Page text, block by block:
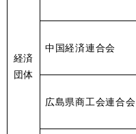
経済
団体
中国経済連合会
広島県商工会連合会